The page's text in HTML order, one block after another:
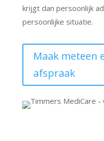
krijgt dan persoonlijk
persoonlijke situatie.
Maak meteen
afspraak